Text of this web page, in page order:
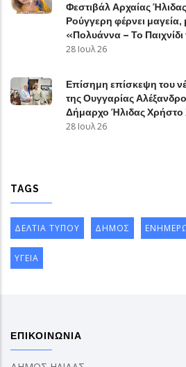
Φεστιβάλ Αρχαίας
Ρούγγερη φέρνει μαγεία,
«Πολυάννα – Το
28 Ιουλ 26
Επίσημη επίσκεψη του
της Ουγγαρίας
Δήμαρχο Ήλιδας Χρήστο
28 Ιουλ 26
TAGS
ΔΕΛΤΙΑ ΤΥΠΟΥ ΔΗΜΟΣ
ΥΓΕΙΑ
ΕΠΙΚΟΙΝΩΝΙΑ